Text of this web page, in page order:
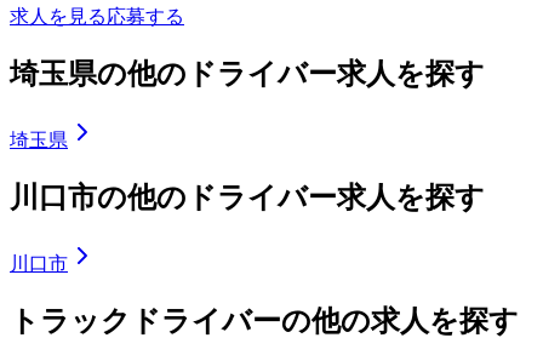
求人を見る応募する
埼玉県の他のドライバー求人を探す
埼玉県
川口市の他のドライバー求人を探す
川口市
トラックドライバーの他の求人を探す